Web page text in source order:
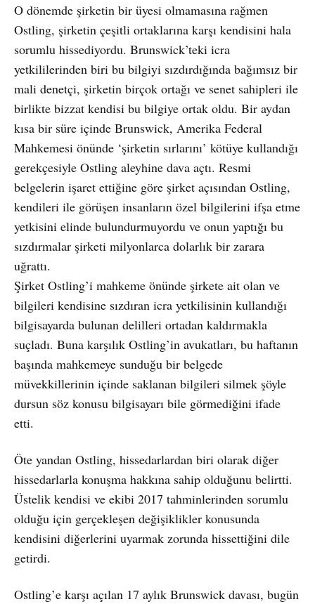
O dönemde şirketin bir üyesi olmamasına rağmen
Ostling, şirketin çeşitli ortaklarına karşı kendisini hala
sorumlu hissediyordu. Brunswick’teki icra
yetkililerinden biri bu bilgiyi sızdırdığında bağımsız bir
mali denetçi, şirketin birçok ortağı ve senet sahipleri ile
birlikte bizzat kendisi bu bilgiye ortak oldu. Bir aydan
kısa bir süre içinde Brunswick, Amerika Federal
Mahkemesi önünde ‘şirketin sırlarını’ kötüye kullandığı
gerekçesiyle Ostling aleyhine dava açtı. Resmi
belgelerin işaret ettiğine göre şirket açısından Ostling,
kendileri ile görüşen insanların özel bilgilerini ifşa etme
yetkisini elinde bulundurmuyordu ve onun yaptığı bu
sızdırmalar şirketi milyonlarca dolarlık bir zarara
uğrattı.
Şirket Ostling’i mahkeme önünde şirkete ait olan ve
bilgileri kendisine sızdıran icra yetkilisinin kullandığı
bilgisayarda bulunan delilleri ortadan kaldırmakla
suçladı. Buna karşılık Ostling’in avukatları, bu haftanın
başında mahkemeye sunduğu bir belgede
müvekkillerinin içinde saklanan bilgileri silmek şöyle
dursun söz konusu bilgisayarı bile görmediğini ifade
etti.
Öte yandan Ostling, hissedarlardan biri olarak diğer
hissedarlarla konuşma hakkına sahip olduğunu belirtti.
Üstelik kendisi ve ekibi 2017 tahminlerinden sorumlu
olduğu için gerçekleşen değişiklikler konusunda
kendisini diğerlerini uyarmak zorunda hissettiğini dile
getirdi.
Ostling’e karşı açılan 17 aylık Brunswick davası, bugün